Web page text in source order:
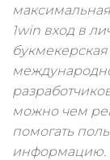
1win вход в
можно чем
помогать
информацию.